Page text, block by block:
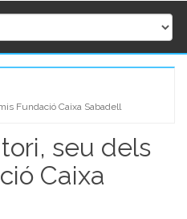
Fundació Caixa Sabadell
seu dels
Caixa